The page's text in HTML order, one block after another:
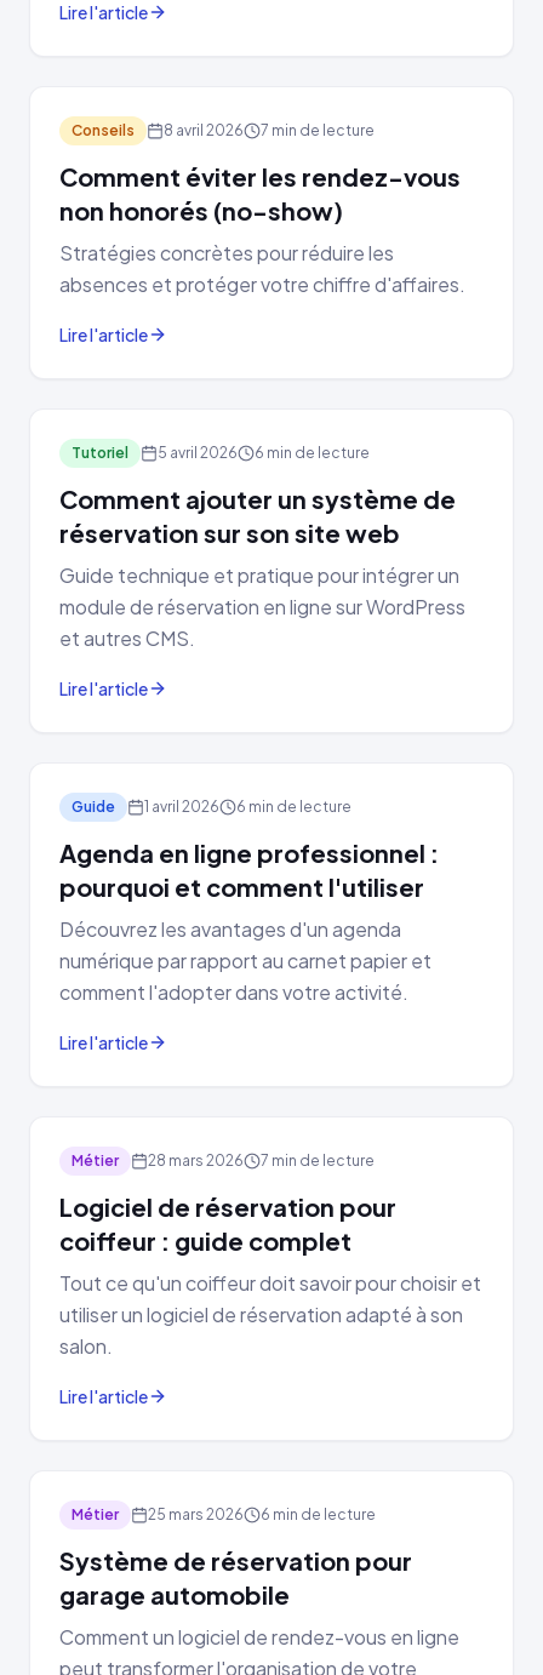
Lire l'article
Conseils 8 avril 2026 7 min de lecture
Comment éviter les rendez-vous
non honorés (no-show)
Stratégies concrètes pour réduire les
absences et protéger votre chiffre d'affaires.
Lire l'article
Tutoriel 5 avril 2026 6 min de lecture
Comment ajouter un système de
réservation sur son site web
Guide technique et pratique pour intégrer un
module de réservation en ligne sur WordPress
et autres CMS.
Lire l'article
Guide 1 avril 2026 6 min de lecture
Agenda en ligne professionnel :
pourquoi et comment l'utiliser
Découvrez les avantages d'un agenda
numérique par rapport au carnet papier et
comment l'adopter dans votre activité.
Lire l'article
Métier 28 mars 2026 7 min de lecture
Logiciel de réservation pour
coiffeur : guide complet
Tout ce qu'un coiffeur doit savoir pour choisir et
utiliser un logiciel de réservation adapté à son
salon.
Lire l'article
Métier 25 mars 2026 6 min de lecture
Système de réservation pour
garage automobile
Comment un logiciel de rendez-vous en ligne
peut transformer l'organisation de votre